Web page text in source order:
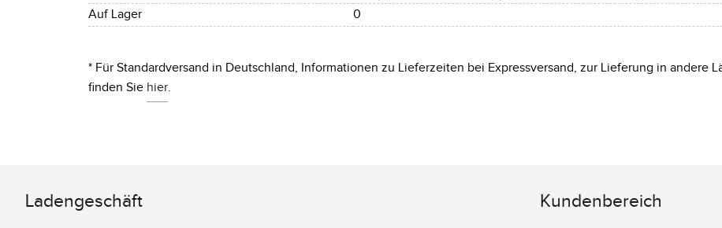
Auf Lager
0
* Für Standardversand in Deutschland, Informationen zu Lieferzeiten bei Expressversand, zur Lieferung in andere
finden Sie hier.
Ladengeschäft Kundenbereich